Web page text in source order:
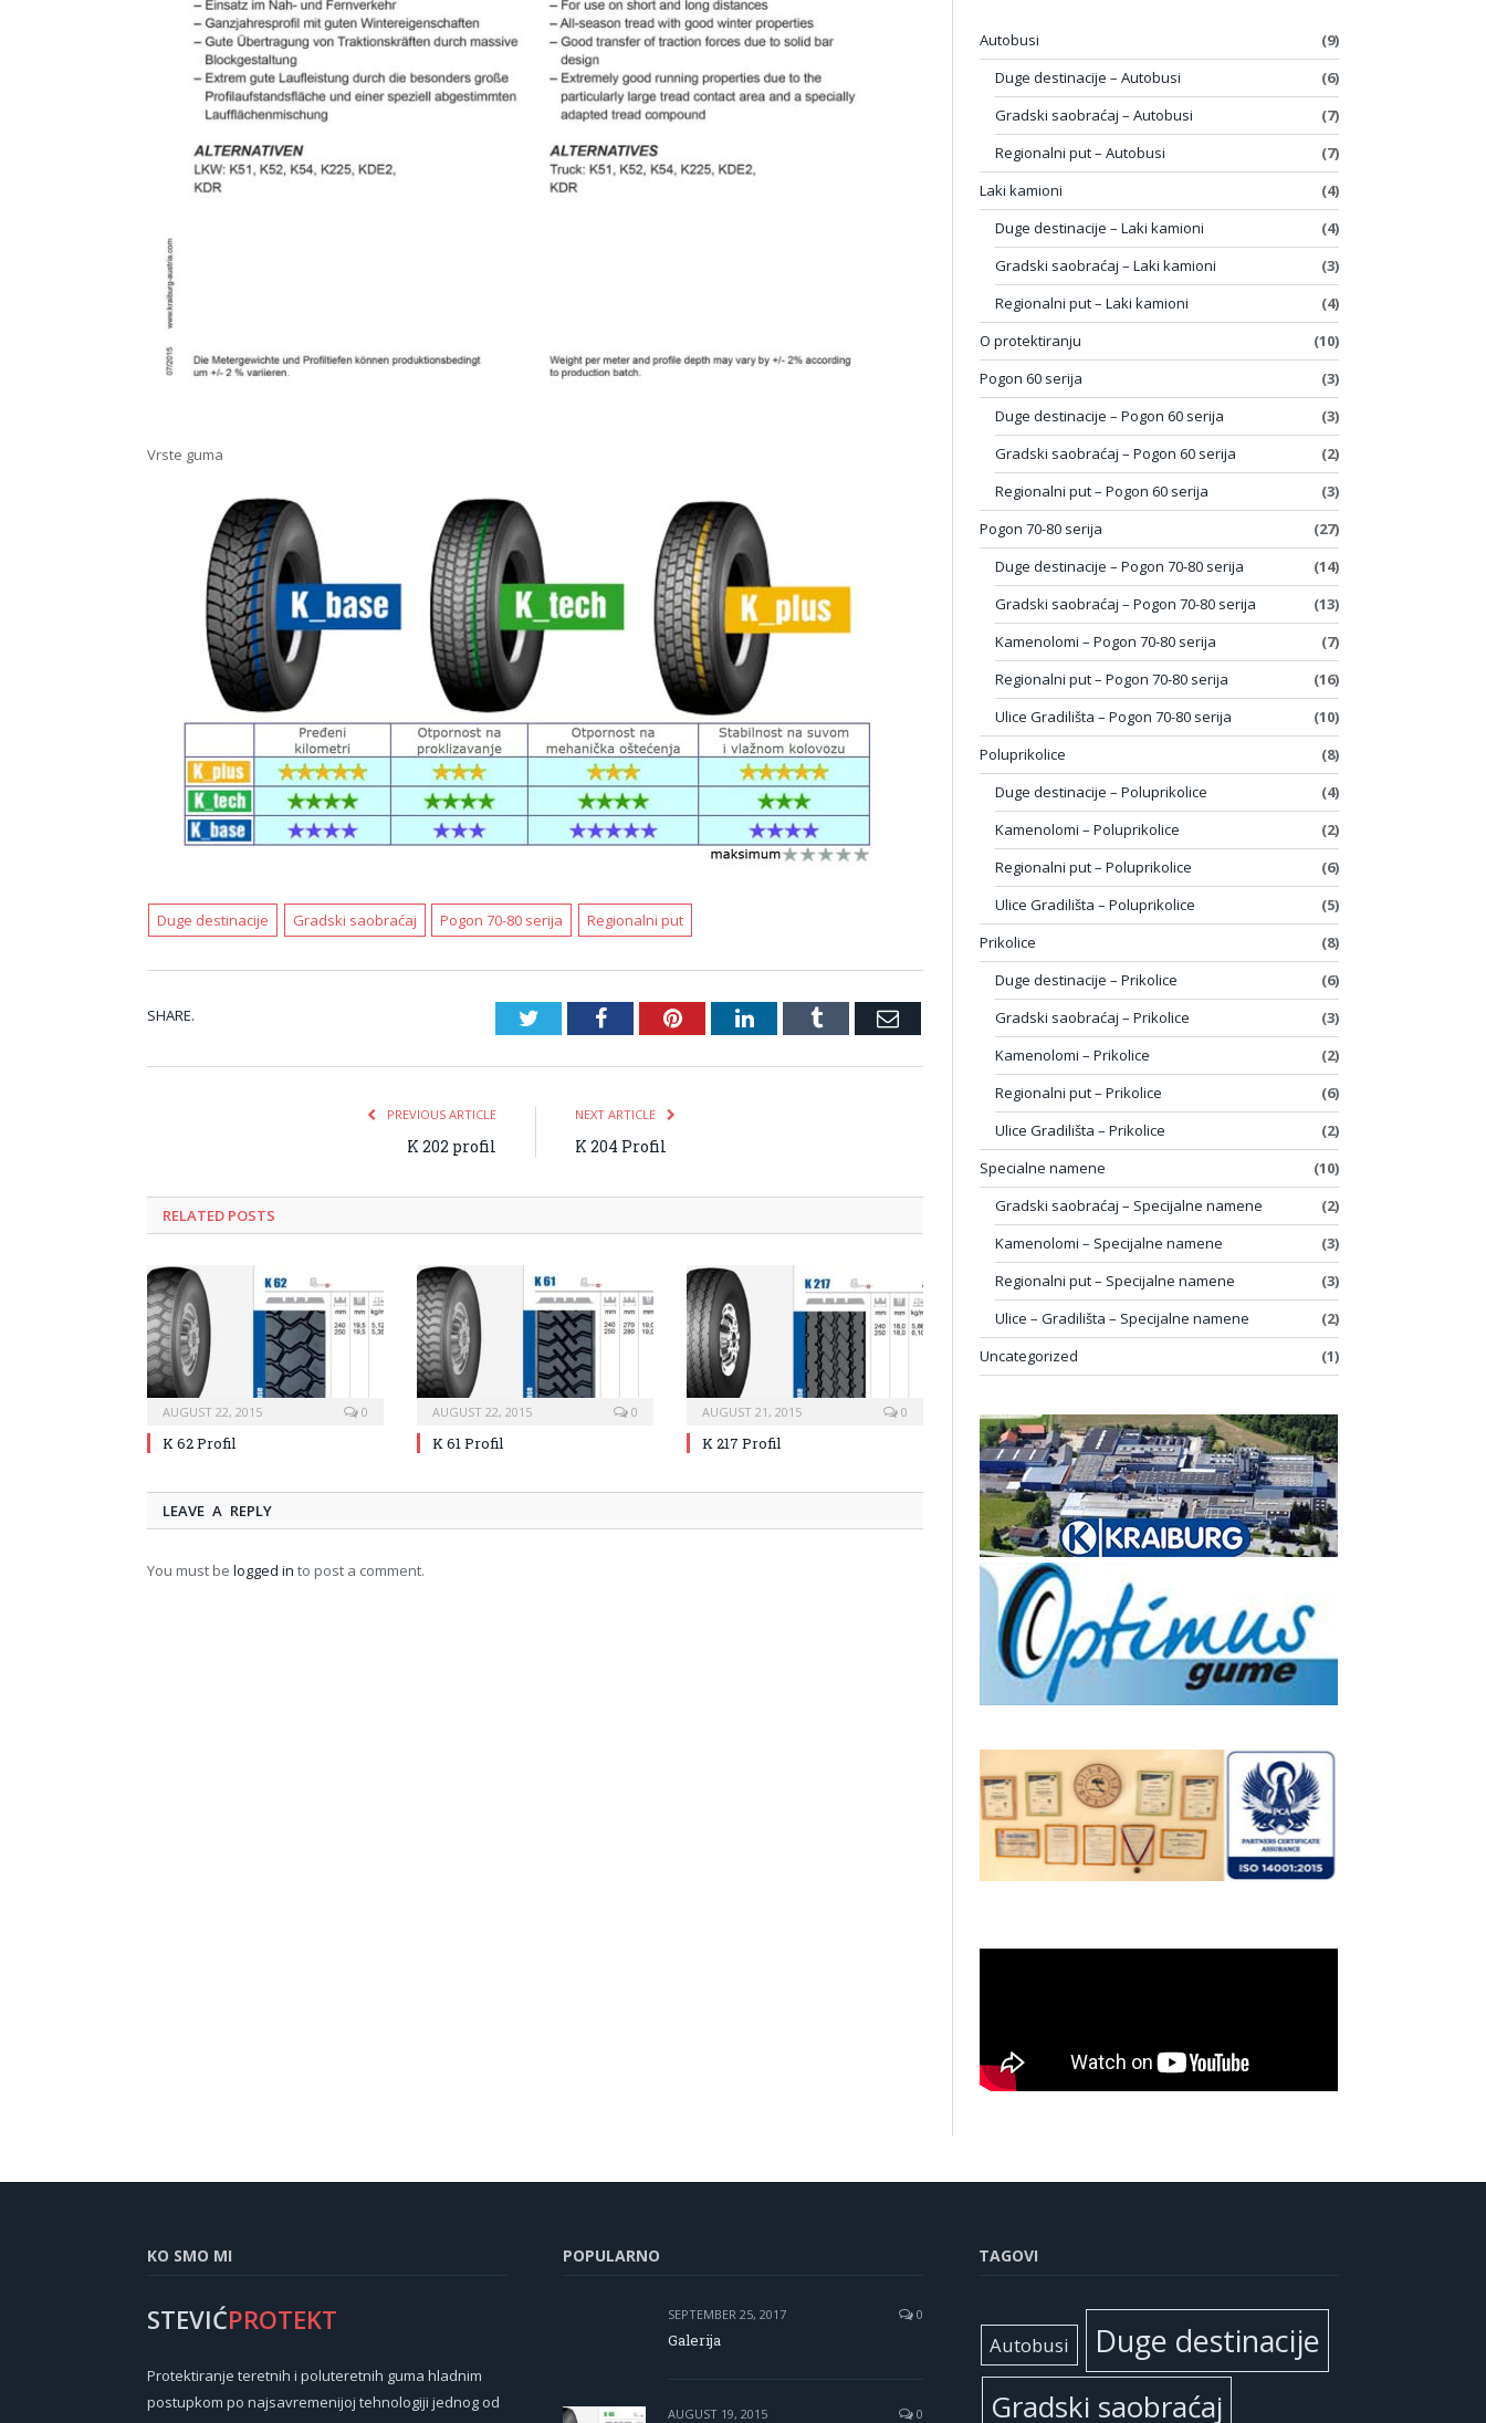
Vrste guma
Duge destinacije Gradski saobraćaj Pogon 70-80 serija Regionalni put
SHARE. TwitterFacebookPinterestLinkedInTumblr Email
PREVIOUS ARTICLE
K 202 profil
NEXT ARTICLE
K 204 Profil
RELATED POSTS
AUGUST 22, 2015 0
K 62 Profil
AUGUST 22, 2015 0
K 61 Profil
AUGUST 21, 2015 0
K 217 Profil
LEAVE A REPLY
You must be logged in to post a comment.
Autobusi
(9)
Duge destinacije – Autobusi
(6)
Gradski saobraćaj – Autobusi
(7)
Regionalni put – Autobusi
(7)
Laki kamioni
(4)
Duge destinacije – Laki kamioni
(4)
Gradski saobraćaj – Laki kamioni
(3)
Regionalni put – Laki kamioni
(4)
O protektiranju
(10)
Pogon 60 serija
(3)
Duge destinacije – Pogon 60 serija
(3)
Gradski saobraćaj – Pogon 60 serija
(2)
Regionalni put – Pogon 60 serija
(3)
Pogon 70-80 serija
(27)
Duge destinacije – Pogon 70-80 serija
(14)
Gradski saobraćaj – Pogon 70-80 serija
(13)
Kamenolomi – Pogon 70-80 serija
(7)
Regionalni put – Pogon 70-80 serija
(16)
Ulice Gradilišta – Pogon 70-80 serija
(10)
Poluprikolice
(8)
Duge destinacije – Poluprikolice
(4)
Kamenolomi – Poluprikolice
(2)
Regionalni put – Poluprikolice
(6)
Ulice Gradilišta – Poluprikolice
(5)
Prikolice
(8)
Duge destinacije – Prikolice
(6)
Gradski saobraćaj – Prikolice
(3)
Kamenolomi – Prikolice
(2)
Regionalni put – Prikolice
(6)
Ulice Gradilišta – Prikolice
(2)
Specialne namene
(10)
Gradski saobraćaj – Specijalne namene
(2)
Kamenolomi – Specijalne namene
(3)
Regionalni put – Specijalne namene
(3)
Ulice – Gradilišta – Specijalne namene
(2)
Uncategorized
(1)
KO SMO MI
STEVIĆPROTEKT
Protektiranje teretnih i poluteretnih guma hladnim
postupkom po najsavremenijoj tehnologiji jednog od
POPULARNO
SEPTEMBER 25, 2017 0
Galerija
AUGUST 19, 2015 0
TAGOVI
Autobusi Duge destinacije
Gradski saobraćaj